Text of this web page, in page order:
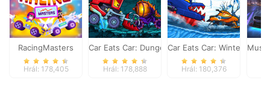
RacingMasters
Hrál: 178,405
Car Eats Car: Dungeon Adventure
Hrál: 178,888
Car Eats Car: Winter
Hrál: 180,376